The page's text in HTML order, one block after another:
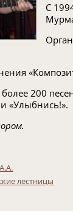
С
200
«Улыбнись!».
лестницы